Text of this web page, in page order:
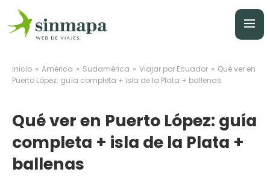
Inicio » América » Sudamérica » Viajar por Ecuador » Qué ver en
Puerto López: guía completa + isla de la Plata + ballenas
Qué ver en Puerto López: guía
completa + isla de la Plata +
ballenas